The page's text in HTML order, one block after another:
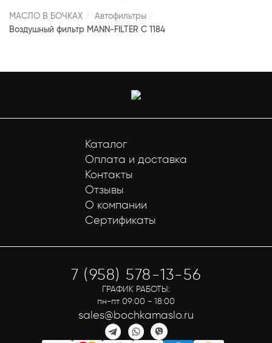
МАСЛО В БОЧКАХ
Автофильтры
Воздушный фильтр MANN-FILTER C 1184
Каталог
Оплата и доставка
Контакты
Отзывы
О компании
Сертификаты
7 (958) 578-13-56
ГРАФИК РАБОТЫ:
пн-пт 09:00 - 18:00
sales@bochkamaslo.ru